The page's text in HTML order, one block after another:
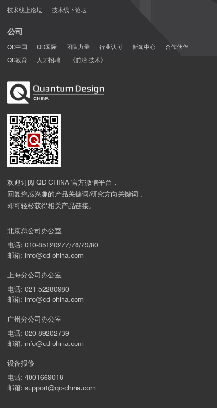
■ 人支气管上皮细胞
技术线上论坛 技术线下论坛
公司
QD中国 QD国际 团队力量 行业认可 新闻中心
合作伙伴
QD教育
人才招聘 《前沿·技术》
欢迎订阅 QD CHINA 官方微信平台，
回复您感兴趣的产品关键词/研究方向关键词，
即可轻松获得相关产品链接。
北京总公司办公室
电话: 010-85120277/78/79/80
邮箱: info@qd-china.com
上海分公司办公室
电话: 021-52280980
邮箱: info@qd-china.com
广州分公司办公室
电话: 020-89202739
邮箱: info@qd-china.com
设备报修
电话: 4001669018
邮箱: support@qd-china.com